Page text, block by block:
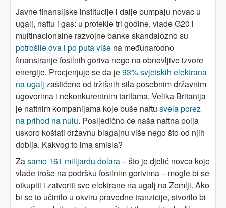
Javne finansijske institucije i dalje pumpaju novac u
ugalj, naftu i gas: u protekle tri godine, vlade G20 i
multinacionalne razvojne banke skandalozno su
potrošile dva i po puta više na međunarodno
finansiranje fosilnih goriva nego na obnovljive izvore
energije. Procjenjuje se da je93% svjetskih elektrana
na ugalj zaštićeno od tržišnih sila posebnim državnim
ugovorima i nekonkurentnim tarifama. Velika Britanija
je naftnim kompanijama koje buše naftu svela porez
na prihod na nulu. Posljedično će naša naftna polja
uskoro koštati državnu blagajnu više nego što od njih
dobija. Kakvog to ima smisla?
Zasamo 161 milijardu dolara– što je djelić novca koje
vlade troše na podršku fosilnim gorivima – mogle bi se
otkupiti i zatvoriti sve elektrane na ugalj na Zemlji. Ako
bi se to učinilo u okviru pravedne tranzicije, stvorilo bi